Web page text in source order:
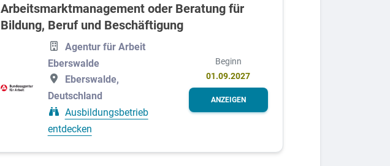
Arbeitsmarktmanagement oder Beratung für
Bildung, Beruf und Beschäftigung
Agentur für Arbeit
Eberswalde
Eberswalde,
Deutschland
Ausbildungsbetrieb
entdecken
Beginn
01.09.2027
ANZEIGEN